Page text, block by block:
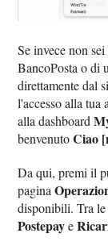
Se invece non
BancoPosta o di
direttamente dal
l'accesso alla
alla dashboard
benvenutoCiao
Da qui, premi il
pagina
disponibili. Tra
Postepaye